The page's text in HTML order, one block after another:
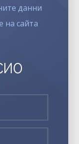
данни
на сайта